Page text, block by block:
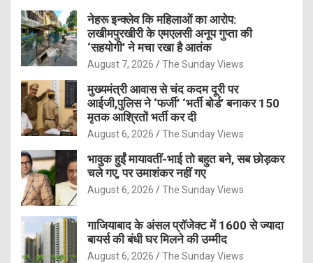
नेहरू इन्क्लेव कि महिलाओं का आरोप:
लखीमपुरखीरी के एमएलसी अनूप गुप्ता की
‘सहयोगी’ ने मचा रखा है आतंक
August 7, 2026 The Sunday Views
मुख्यमंत्री आवास से चंद कदम दूरी पर
आईजी,पुलिस ने ‘फर्जी’ ‘भर्ती बोर्ड’ बनाकर 150
मृतक आश्रितों भर्ती कर दी
August 6, 2026 The Sunday Views
भावुक हुईं मायावतीं-भाई तो बहुत बने, सब छोड़कर
चले गए, पर उमाशंकर नहीं गए
August 6, 2026 The Sunday Views
गाजियाबाद के अंसल प्रॉजेक्ट में 1600 से ज्यादा
बायर्स की बंधी घर मिलने की उम्मीद
August 6, 2026 The Sunday Views